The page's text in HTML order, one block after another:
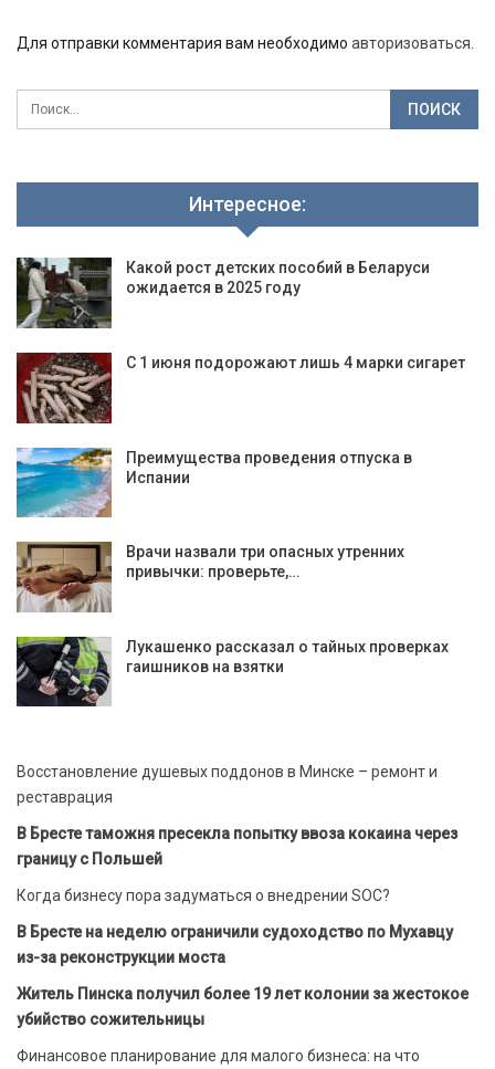
Для отправки комментария вам необходимо авторизоваться.
Интересное:
Какой рост детских пособий в Беларуси
ожидается в 2025 году
С 1 июня подорожают лишь 4 марки сигарет
Преимущества проведения отпуска в
Испании
Врачи назвали три опасных утренних
привычки: проверьте,…
Лукашенко рассказал о тайных проверках
гаишников на взятки
Восстановление душевых поддонов в Минске – ремонт и
реставрация
В Бресте таможня пресекла попытку ввоза кокаина через
границу с Польшей
Когда бизнесу пора задуматься о внедрении SOC?
В Бресте на неделю ограничили судоходство по Мухавцу
из-за реконструкции моста
Житель Пинска получил более 19 лет колонии за жестокое
убийство сожительницы
Финансовое планирование для малого бизнеса: на что